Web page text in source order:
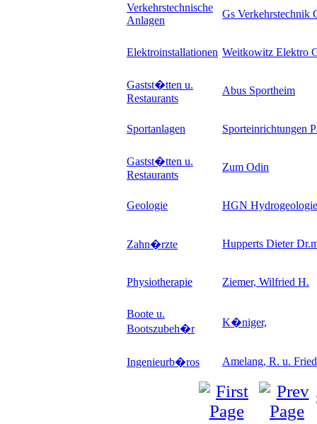
Verkehrstechnische
Anlagen
Gs Verkehrstechnik
Elektroinstallationen Weitkowitz Elektro
Gastst�tten u.
Restaurants
Abus Sportheim
Sportanlagen Sporteinrichtungen
Gastst�tten u.
Restaurants
Zum Odin
Geologie HGN
Zahn�rzte Hupperts Dieter
Physiotherapie Ziemer, Wilfried H.
Boote u.
Bootszubeh�r
K�niger,
Ingenieurb�ros Amelang, R. u.